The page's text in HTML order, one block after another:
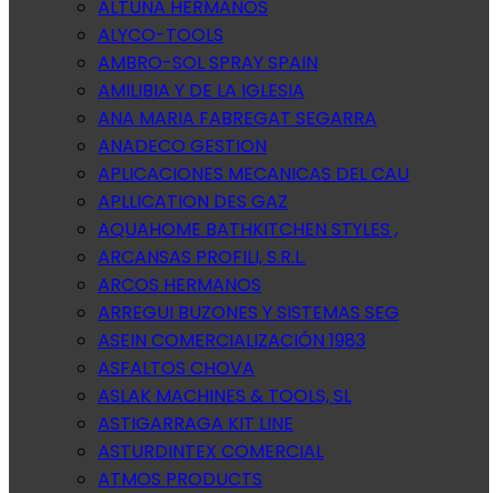
ALTUNA HERMANOS
ALYCO-TOOLS
AMBRO-SOL SPRAY SPAIN
AMILIBIA Y DE LA IGLESIA
ANA MARIA FABREGAT SEGARRA
ANADECO GESTION
APLICACIONES MECANICAS DEL CAU
APLLICATION DES GAZ
AQUAHOME BATHKITCHEN STYLES ,
ARCANSAS PROFILI, S.R.L.
ARCOS HERMANOS
ARREGUI BUZONES Y SISTEMAS SEG
ASEIN COMERCIALIZACIÓN 1983
ASFALTOS CHOVA
ASLAK MACHINES & TOOLS, SL
ASTIGARRAGA KIT LINE
ASTURDINTEX COMERCIAL
ATMOS PRODUCTS